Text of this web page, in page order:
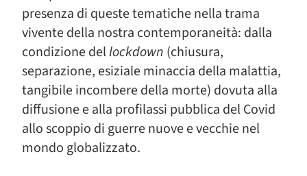
presenza di queste tematiche nella trama
vivente della nostra contemporaneità: dalla
condizione dellockdown (chiusura,
separazione, esiziale minaccia della malattia,
tangibile incombere della morte) dovuta alla
diffusione e alla profilassi pubblica del Covid
allo scoppio di guerre nuove e vecchie nel
mondo globalizzato.